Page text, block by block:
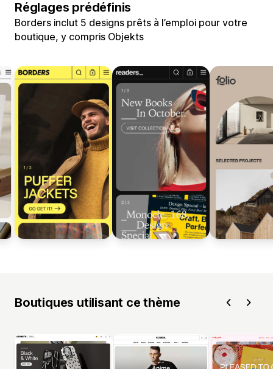
Réglages prédéfinis
Borders inclut 5 designs prêts à l’emploi pour votre
boutique, y compris Objekts
Boutiques utilisant ce thème